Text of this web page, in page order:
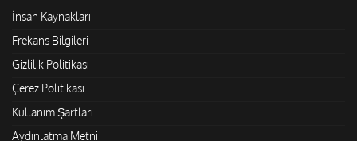
İnsan Kaynakları
Frekans Bilgileri
Gizlilik Politikası
Çerez Politikası
Kullanım Şartları
Aydınlatma Metni